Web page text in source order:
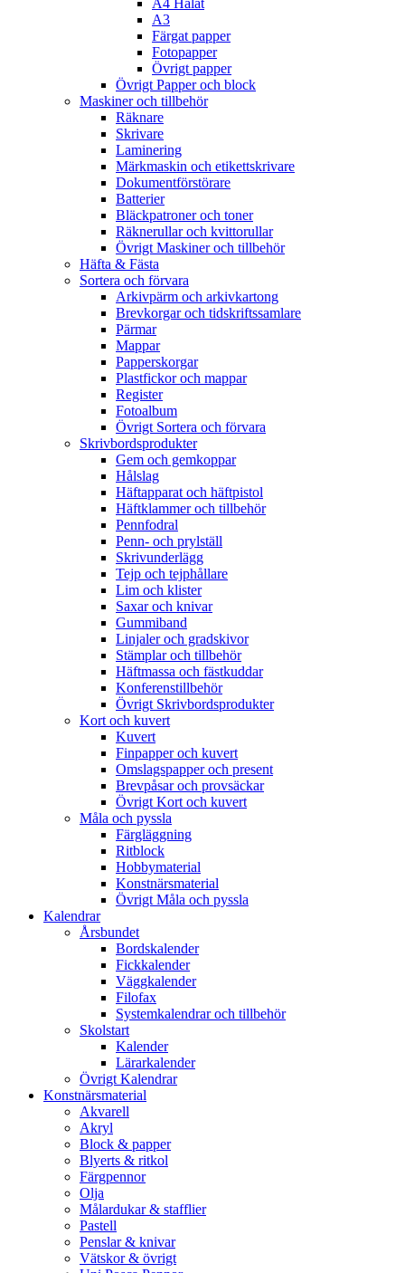
A4 Hålat
A3
Färgat papper
Fotopapper
Övrigt papper
Övrigt Papper och block
Maskiner och tillbehör
Räknare
Skrivare
Laminering
Märkmaskin och etikettskrivare
Dokumentförstörare
Batterier
Bläckpatroner och toner
Räknerullar och kvittorullar
Övrigt Maskiner och tillbehör
Häfta & Fästa
Sortera och förvara
Arkivpärm och arkivkartong
Brevkorgar och tidskriftssamlare
Pärmar
Mappar
Papperskorgar
Plastfickor och mappar
Register
Fotoalbum
Övrigt Sortera och förvara
Skrivbordsprodukter
Gem och gemkoppar
Hålslag
Häftapparat och häftpistol
Häftklammer och tillbehör
Pennfodral
Penn- och prylställ
Skrivunderlägg
Tejp och tejphållare
Lim och klister
Saxar och knivar
Gummiband
Linjaler och gradskivor
Stämplar och tillbehör
Häftmassa och fästkuddar
Konferenstillbehör
Övrigt Skrivbordsprodukter
Kort och kuvert
Kuvert
Finpapper och kuvert
Omslagspapper och present
Brevpåsar och provsäckar
Övrigt Kort och kuvert
Måla och pyssla
Färgläggning
Ritblock
Hobbymaterial
Konstnärsmaterial
Övrigt Måla och pyssla
Kalendrar
Årsbundet
Bordskalender
Fickkalender
Väggkalender
Filofax
Systemkalendrar och tillbehör
Skolstart
Kalender
Lärarkalender
Övrigt Kalendrar
Konstnärsmaterial
Akvarell
Akryl
Block & papper
Blyerts & ritkol
Färgpennor
Olja
Målardukar & stafflier
Pastell
Penslar & knivar
Vätskor & övrigt